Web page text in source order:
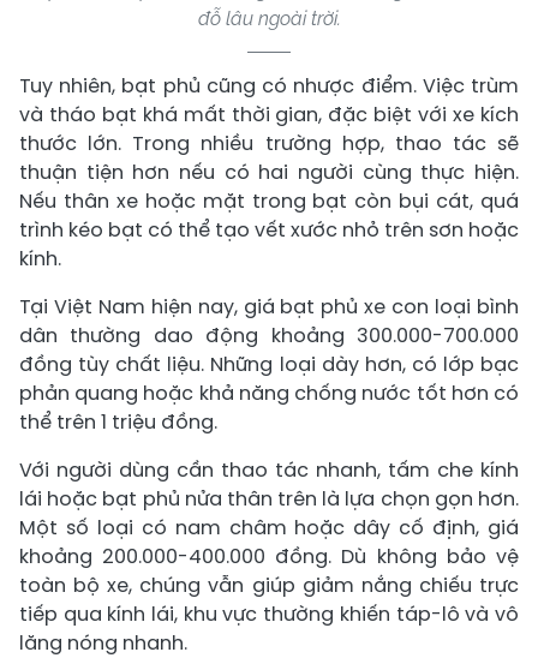
đỗ lâu ngoài trời.
Tuy nhiên, bạt phủ cũng có nhược điểm. Việc trùm
và tháo bạt khá mất thời gian, đặc biệt với xe kích
thước lớn. Trong nhiều trường hợp, thao tác sẽ
thuận tiện hơn nếu có hai người cùng thực hiện.
Nếu thân xe hoặc mặt trong bạt còn bụi cát, quá
trình kéo bạt có thể tạo vết xước nhỏ trên sơn hoặc
kính.
Tại Việt Nam hiện nay, giá bạt phủ xe con loại bình
dân thường dao động khoảng 300.000-700.000
đồng tùy chất liệu. Những loại dày hơn, có lớp bạc
phản quang hoặc khả năng chống nước tốt hơn có
thể trên 1 triệu đồng.
Với người dùng cần thao tác nhanh, tấm che kính
lái hoặc bạt phủ nửa thân trên là lựa chọn gọn hơn.
Một số loại có nam châm hoặc dây cố định, giá
khoảng 200.000-400.000 đồng. Dù không bảo vệ
toàn bộ xe, chúng vẫn giúp giảm nắng chiếu trực
tiếp qua kính lái, khu vực thường khiến táp-lô và vô
lăng nóng nhanh.